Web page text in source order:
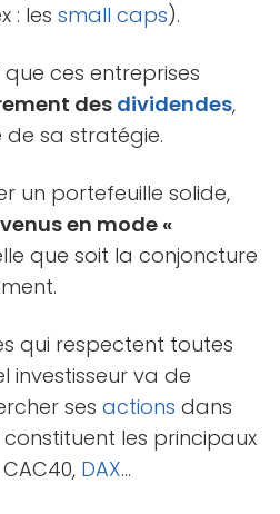
: les small caps).
que ces entreprises
des dividendes,
de sa stratégie.
un portefeuille solide,
en mode «
que soit la conjoncture
qui respectent toutes
investisseur va de
ses actions dans
les principaux
DAX…